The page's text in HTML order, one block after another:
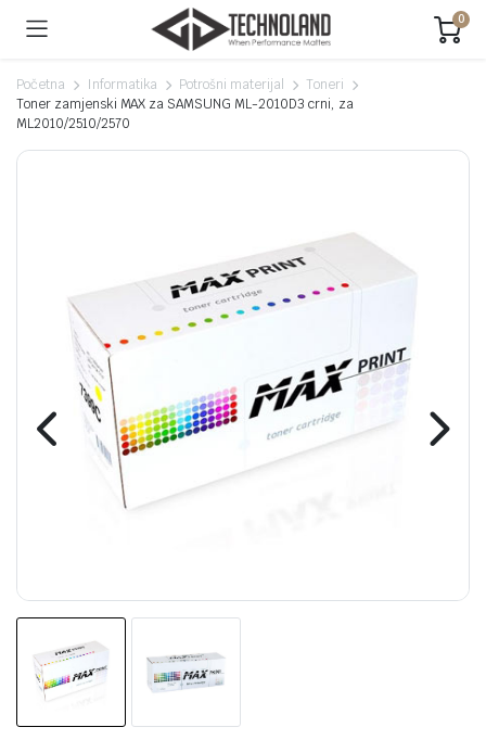
0
Početna Informatika Potrošni materijal
Toneri
Toner zamjenski MAX za SAMSUNG ML-2010D3 crni, za
ML2010/2510/2570